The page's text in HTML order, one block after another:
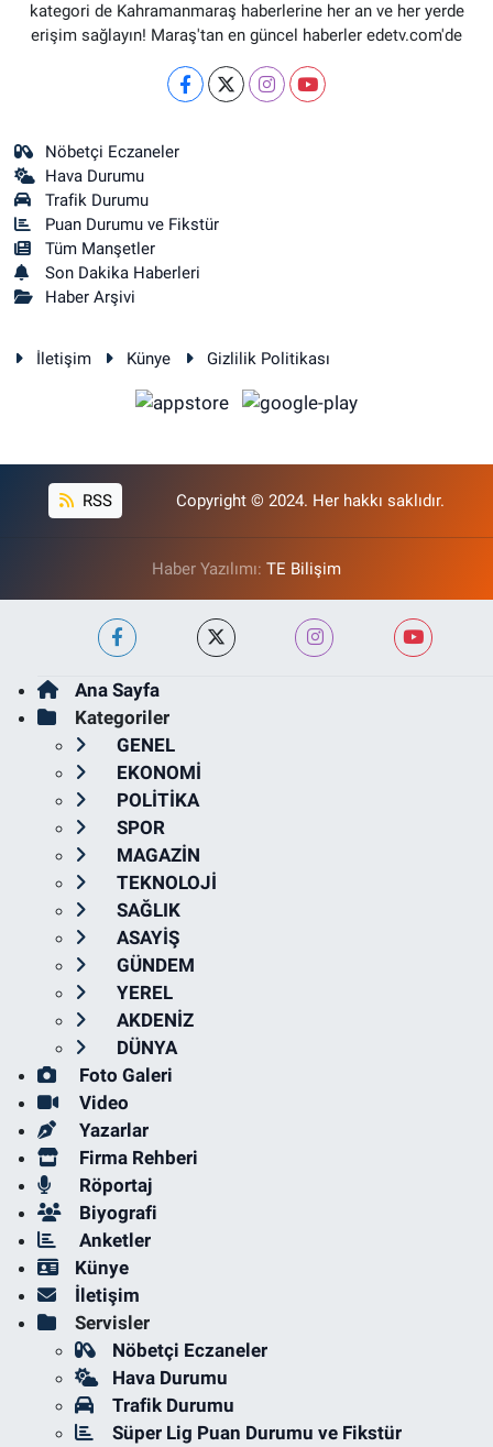
kategori de Kahramanmaraş haberlerine her an ve her yerde
erişim sağlayın! Maraş'tan en güncel haberler edetv.com'de
Nöbetçi Eczaneler
Hava Durumu
Trafik Durumu
Puan Durumu ve Fikstür
Tüm Manşetler
Son Dakika Haberleri
Haber Arşivi
İletişim Künye Gizlilik Politikası
RSS Copyright © 2024. Her hakkı saklıdır.
Haber Yazılımı: TE Bilişim
Ana Sayfa
Kategoriler
GENEL
EKONOMİ
POLİTİKA
SPOR
MAGAZİN
TEKNOLOJİ
SAĞLIK
ASAYİŞ
GÜNDEM
YEREL
AKDENİZ
DÜNYA
Foto Galeri
Video
Yazarlar
Firma Rehberi
Röportaj
Biyografi
Anketler
Künye
İletişim
Servisler
Nöbetçi Eczaneler
Hava Durumu
Trafik Durumu
Süper Lig Puan Durumu ve Fikstür